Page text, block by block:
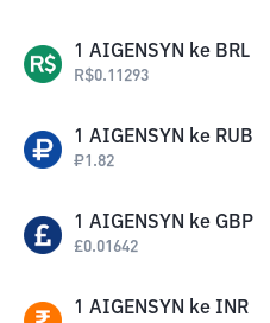
1 AIGENSYN ke BRL
R$0.11293
1 AIGENSYN ke RUB
₽1.82
1 AIGENSYN ke GBP
£0.01642
1 AIGENSYN ke INR